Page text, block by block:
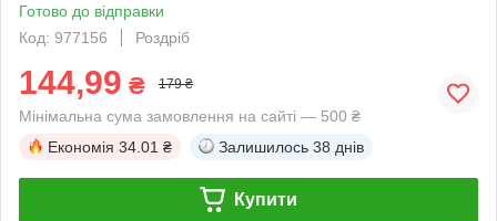
Готово до відправки
Код: 977156
Роздріб
144,99 ₴ 179 ₴
Мінімальна сума замовлення на сайті — 500 ₴
Економія 34.01 ₴ Залишилось 38 днів
Купити